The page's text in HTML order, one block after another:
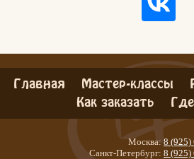
Главная Мастер-классы
Как заказать
Москва: 8 (925)
Санкт-Петербург: 8 (925)